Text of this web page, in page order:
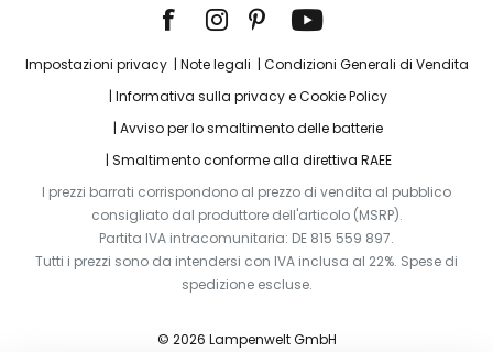
Impostazioni privacy Note legali
Condizioni Generali di Vendita
Informativa sulla privacy e Cookie Policy
Avviso per lo smaltimento delle batterie
Smaltimento conforme alla direttiva RAEE
I prezzi barrati corrispondono al prezzo di vendita al pubblico
consigliato dal produttore dell'articolo (MSRP).
Partita IVA intracomunitaria: DE 815 559 897.
Tutti i prezzi sono da intendersi con IVA inclusa al 22%. Spese di
spedizione escluse.
© 2026 Lampenwelt GmbH